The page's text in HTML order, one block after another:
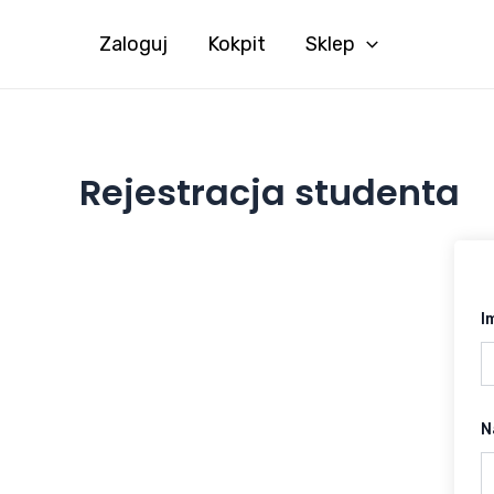
Zaloguj Kokpit Sklep
Rejestracja studenta